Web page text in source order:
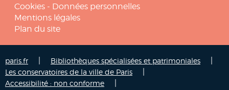
Cookies - Données personnelles
Mentions légales
Plan du site
paris.fr Bibliothèques spécialisées et patrimoniales
Les conservatoires de la ville de Paris
Accessibilité : non conforme